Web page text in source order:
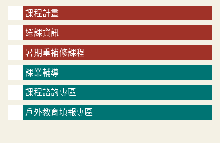
課程計畫
選課資訊
暑期重補修課程
課業輔導
課程諮詢專區
戶外教育填報專區